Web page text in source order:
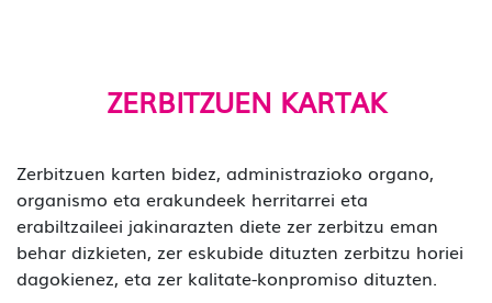
ZERBITZUEN KARTAK
Zerbitzuen karten bidez, administrazioko organo,
organismo eta erakundeek herritarrei eta
erabiltzaileei jakinarazten diete zer zerbitzu eman
behar dizkieten, zer eskubide dituzten zerbitzu horiei
dagokienez, eta zer kalitate-konpromiso dituzten.